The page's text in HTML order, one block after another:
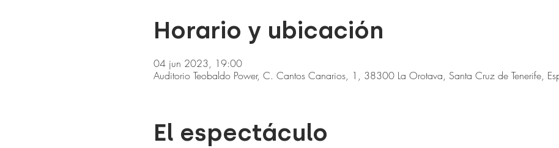
Horario y ubicación
04 jun 2023, 19:00
Auditorio Teobaldo Power, C. Cantos Canarios, 1, 38300 La Orotava, Santa Cruz de Tenerife,
El espectáculo